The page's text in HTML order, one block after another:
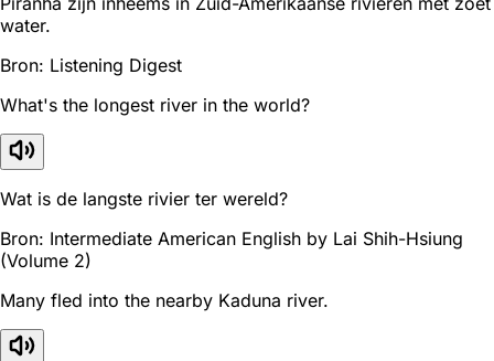
water.
Bron: Listening Digest
What's the longest river in the world?
Wat is de langste rivier ter wereld?
Bron: Intermediate American English by Lai Shih-Hsiung
(Volume 2)
Many fled into the nearby Kaduna river.